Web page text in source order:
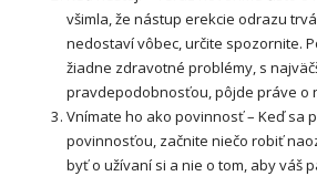
všimla, že nástup erekcie odrazu
nedostaví vôbec, určite spozornite.
žiadne zdravotné problémy, s
pravdepodobnosťou, pôjde práve o
Vnímate ho ako povinnosť – Keď sa
povinnosťou, začnite niečo robiť
byť o užívaní si a nie o tom, aby váš